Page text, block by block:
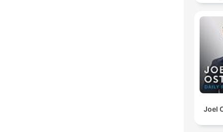
Joel